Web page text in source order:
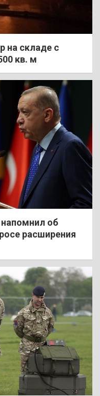
на складе с
кв. м
об
расширения